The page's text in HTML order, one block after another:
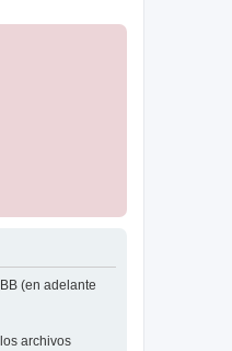
(en adelante
archivos